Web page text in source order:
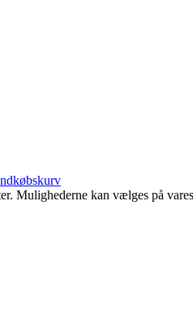
Mulighederne kan vælges på